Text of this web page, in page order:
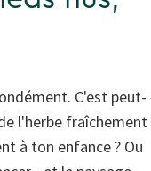
C'est peut-
l'herbe fraîchement
à ton enfance ? Ou